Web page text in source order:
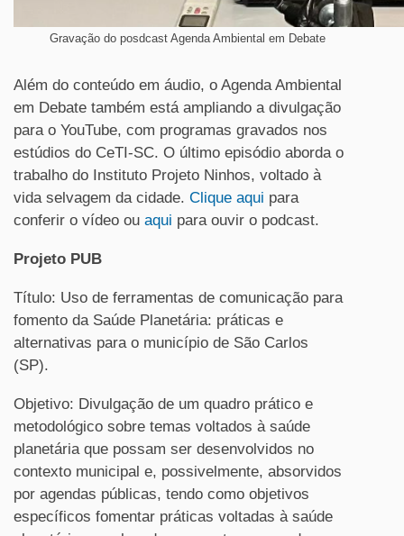
Gravação do posdcast Agenda Ambiental em Debate
Além do conteúdo em áudio, o Agenda Ambiental
em Debate também está ampliando a divulgação
para o YouTube, com programas gravados nos
estúdios do CeTI-SC. O último episódio aborda o
trabalho do Instituto Projeto Ninhos, voltado à
vida selvagem da cidade. Clique aqui para
conferir o vídeo ou aqui para ouvir o podcast.
Projeto PUB
Título: Uso de ferramentas de comunicação para
fomento da Saúde Planetária: práticas e
alternativas para o município de São Carlos
(SP).
Objetivo: Divulgação de um quadro prático e
metodológico sobre temas voltados à saúde
planetária que possam ser desenvolvidos no
contexto municipal e, possivelmente, absorvidos
por agendas públicas, tendo como objetivos
específicos fomentar práticas voltadas à saúde